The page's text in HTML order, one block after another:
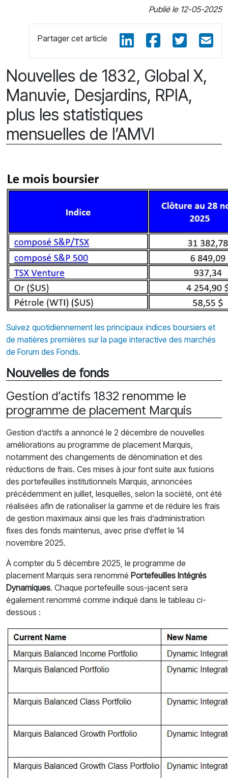
Publié le 12-05-2025
Partager cet article
Nouvelles de 1832, Global X,
Manuvie, Desjardins, RPIA,
plus les statistiques
mensuelles de l’AMVI
Suivez quotidiennement les principaux indices boursiers et
de matières premières sur la page interactive des marchés
de Forum des Fonds.
Nouvelles de fonds
Gestion d’actifs 1832 renomme le
programme de placement Marquis
Gestion d’actifs a annoncé le 2 décembre de nouvelles
améliorations au programme de placement Marquis,
notamment des changements de dénomination et des
réductions de frais. Ces mises à jour font suite aux fusions
des portefeuilles institutionnels Marquis, annoncées
précédemment en juillet, lesquelles, selon la société, ont été
réalisées afin de rationaliser la gamme et de réduire les frais
de gestion maximaux ainsi que les frais d’administration
fixes des fonds maintenus, avec prise d’effet le 14
novembre 2025.
À compter du 5 décembre 2025, le programme de
placement Marquis sera renommé Portefeuilles Intégrés
Dynamiques. Chaque portefeuille sous-jacent sera
également renommé comme indiqué dans le tableau ci-
dessous :